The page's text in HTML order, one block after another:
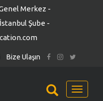
Merkez -
Şube -
Bize Ulaşın
Menu